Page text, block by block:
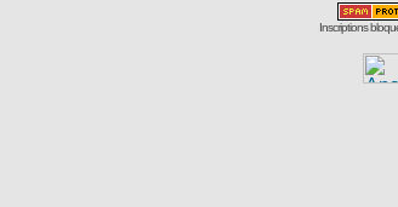
Inscriptions